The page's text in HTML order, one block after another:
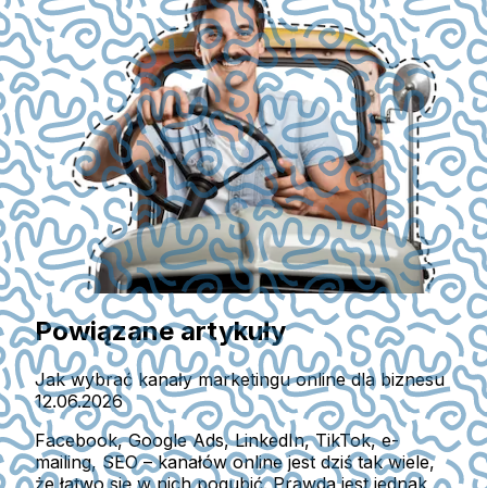
Powiązane artykuły
Jak wybrać kanały marketingu online dla biznesu
12.06.2026
Facebook, Google Ads, LinkedIn, TikTok, e-
mailing, SEO – kanałów online jest dziś tak wiele,
że łatwo się w nich pogubić. Prawda jest jednak